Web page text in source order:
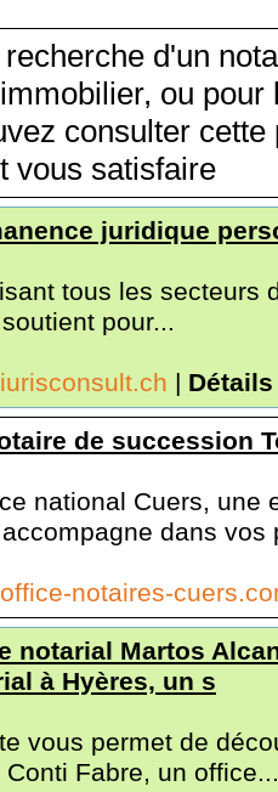
d'un
ou
consulter
vous satisfaire
juridique
tous les secteurs
pour...
| Détails
de succession
national Cuers,
dans vos
notaires-
notarial Martos
à Hyères, un s
vous permet de
Conti Fabre, un office...